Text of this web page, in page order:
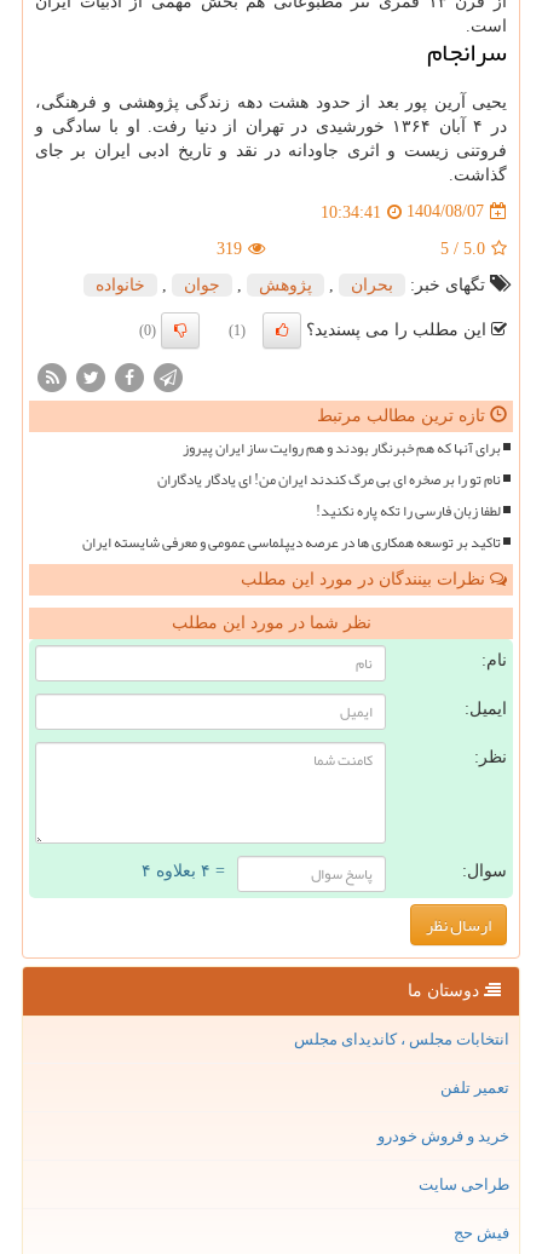
است.
سرانجام
یحیی آرین پور بعد از حدود هشت دهه زندگی پژوهشی و فرهنگی،
در ۴ آبان ۱۳۶۴ خورشیدی در تهران از دنیا رفت. او با سادگی و
فروتنی زیست و اثری جاودانه در نقد و تاریخ ادبی ایران بر جای
گذاشت.
1404/08/07
10:34:41
5.0
/
5
319
تگهای خبر:
بحران پژوهش جوان خانواده
این مطلب را می پسندید؟ (1)
(0)
تازه ترین مطالب مرتبط
برای آنها که هم خبرنگار بودند و هم روایت ساز ایران پیروز
نام تو را بر صخره ای بی مرگ کندند ایران من! ای یادگار یادگاران
لطفا زبان فارسی را تکه پاره نکنید!
تاکید بر توسعه همکاری ها در عرصه دیپلماسی عمومی و معرفی شایسته ایران
نظرات بینندگان در مورد این مطلب
نظر شما در مورد این مطلب
نام:
ایمیل:
نظر:
سوال: = ۴ بعلاوه ۴
دوستان ما
انتخابات مجلس ، کاندیدای مجلس
تعمیر تلفن
خرید و فروش خودرو
طراحی سایت
فیش حج